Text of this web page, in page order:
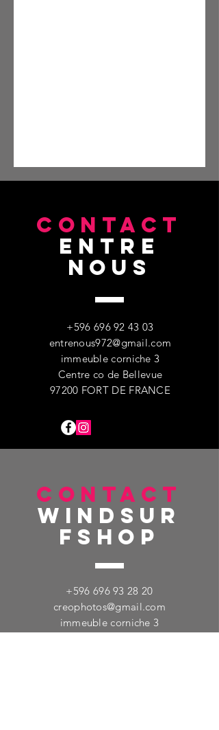
CONTACT
entre
nous
+596 696 92 43 03
entrenous972@gmail.com
immeuble corniche 3
Centre co de Bellevue
97200 FORT DE FRANCE
CONTACT
windsur
fshop
+596 696 93 28 20
creophotos@gmail.com
immeuble corniche 3